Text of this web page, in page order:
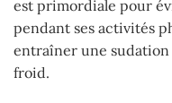
est primordiale pour
pendant ses activités
entraîner une sudation
froid.